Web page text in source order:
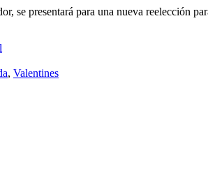
se presentará para una nueva reelección
, Valentines